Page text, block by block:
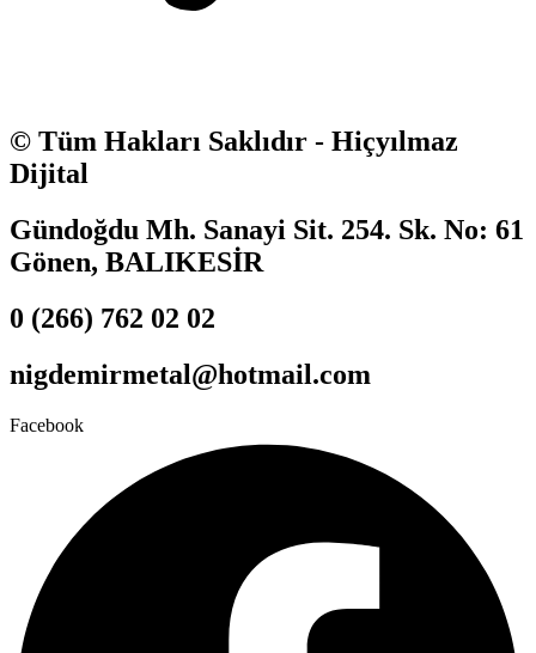
© Tüm Hakları Saklıdır - Hiçyılmaz
Dijital
Gündoğdu Mh. Sanayi Sit. 254. Sk. No: 61
Gönen, BALIKESİR
0 (266) 762 02 02
nigdemirmetal@hotmail.com
Facebook